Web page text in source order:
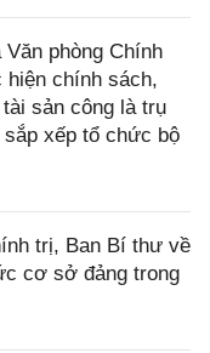
phòng Chính
hiện chính sách,
sản công là trụ
xếp tổ chức bộ
trị, Ban Bí thư về
cơ sở đảng trong